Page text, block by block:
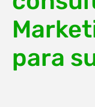
para